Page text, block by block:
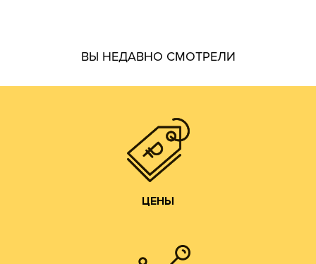
ВЫ НЕДАВНО СМОТРЕЛИ
ЦЕНЫ
ЦЕНЫ
Цены на гофротару нашего производства всегда ниже,
чем у посредников или переработчиков, так как сырье
производства готовой продукции осуществляем
производить практически все возможные виды и типы
гофротары.
Разработка конструкций;
Изготовление штанц-форм;